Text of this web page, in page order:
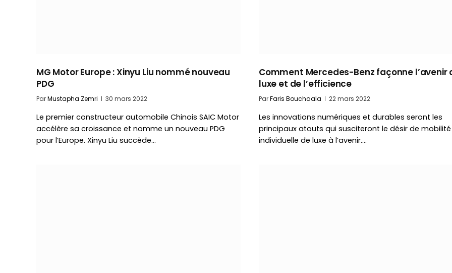
MG Motor Europe : Xinyu Liu nommé nouveau
PDG
ParMustapha Zemri 30 mars 2022
Le premier constructeur automobile Chinois SAIC Motor
accélère sa croissance et nomme un nouveau PDG
pour l’Europe. Xinyu Liu succède…
Comment Mercedes-Benz façonne l’avenir
luxe et de l’efficience
ParFaris Bouchaala 22 mars 2022
Les innovations numériques et durables seront les
principaux atouts qui susciteront le désir de mobilité
individuelle de luxe à l’avenir.…